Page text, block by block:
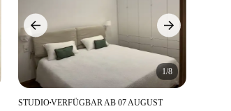
1/8
STUDIO■VERFÜGBAR AB 07 AUGUST